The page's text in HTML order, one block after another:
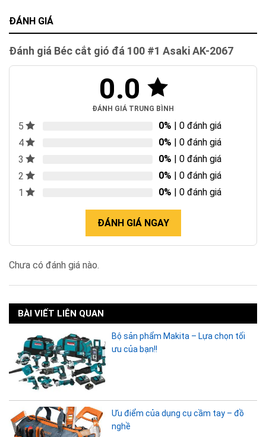
ĐÁNH GIÁ
Đánh giá Béc cắt gió đá 100 #1 Asaki AK-2067
0.0
ĐÁNH GIÁ TRUNG BÌNH
5 0% | 0 đánh giá
4
0% | 0 đánh giá
3
0% | 0 đánh giá
2
0% | 0 đánh giá
1
0% | 0 đánh giá
ĐÁNH GIÁ NGAY
Chưa có đánh giá nào.
BÀI VIẾT LIÊN QUAN
Bộ sản phẩm Makita – Lựa chọn tối
ưu của bạn!!
Ưu điểm của dụng cụ cầm tay – đồ
nghề